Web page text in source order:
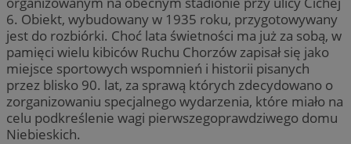
6. Obiekt, wybudowany w 1935 roku, przygotowywany
jest do rozbiórki. Choć lata świetności ma już za sobą, w
pamięci wielu kibiców Ruchu Chorzów zapisał się jako
miejsce sportowych wspomnień i historii pisanych
przez blisko 90. lat, za sprawą których zdecydowano o
zorganizowaniu specjalnego wydarzenia, które miało na
celu podkreślenie wagi pierwszegoprawdziwego domu
Niebieskich.